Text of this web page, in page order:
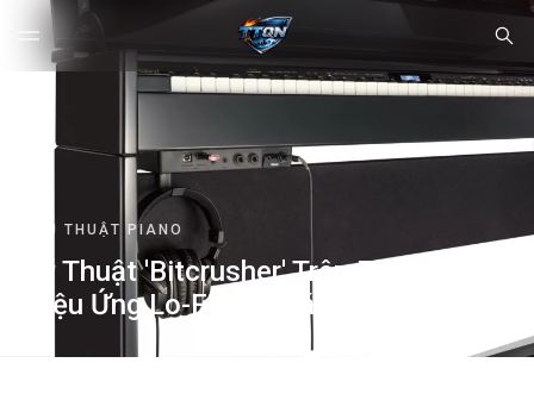
THỦ THUẬT PIANO
Kỹ Thuật 'Bitcrusher' Trên Piano: Tạo
Hiệu Ứng Lo-Fi Độc Đáo